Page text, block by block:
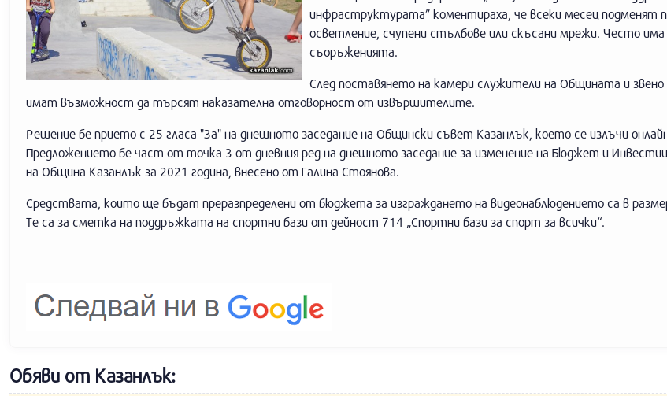
инфраструктурата” коментираха, че всеки месец подменят
осветление, счупени стълбове или скъсани мрежи. Често има
съоръженията.
След поставянето на камери служители на Общината и звено
имат възможност да търсят наказателна отговорност от извършителите.
Решение бе прието с 25 гласа "За" на днешното заседание на Общински съвет Казанлък, което се излъчи
Предложението бе част от точка 3 от дневния ред на днешното заседание за изменение на Бюджет и
на Община Казанлък за 2021 година, внесено от Галина Стоянова.
Средствата, които ще бъдат преразпределени от бюджета за изграждането на видеонаблюдението са в
Те са за сметка на поддръжката на спортни бази от дейност 714 „Спортни бази за спорт за всички“.
Обяви от Казанлък: